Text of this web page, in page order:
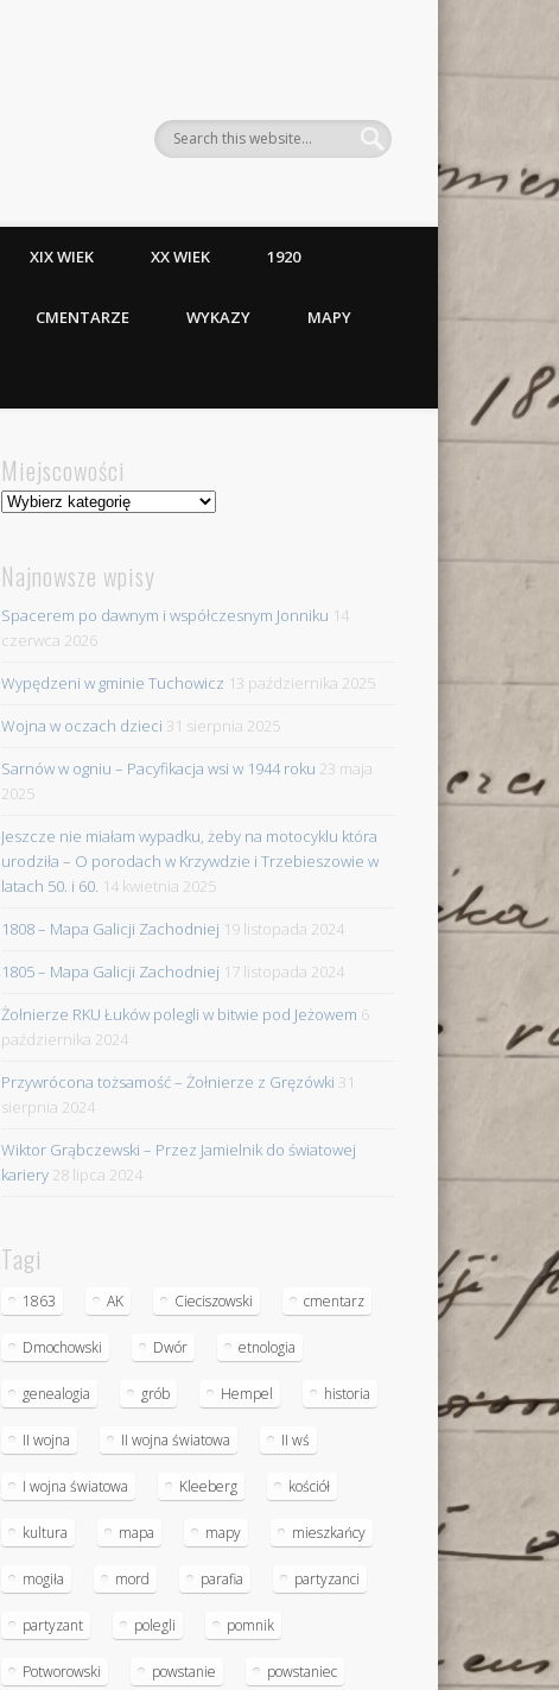
XIX WIEK XX WIEK 1920
CMENTARZE WYKAZY MAPY
Miejscowości
Miejscowości
Najnowsze wpisy
Spacerem po dawnym i współczesnym Jonniku 14
czerwca 2026
Wypędzeni w gminie Tuchowicz 13 października 2025
Wojna w oczach dzieci 31 sierpnia 2025
Sarnów w ogniu – Pacyfikacja wsi w 1944 roku 23 maja
2025
Jeszcze nie miałam wypadku, żeby na motocyklu która
urodziła – O porodach w Krzywdzie i Trzebieszowie w
latach 50. i 60. 14 kwietnia 2025
1808 – Mapa Galicji Zachodniej 19 listopada 2024
1805 – Mapa Galicji Zachodniej 17 listopada 2024
Żołnierze RKU Łuków polegli w bitwie pod Jeżowem 6
października 2024
Przywrócona tożsamość – Żołnierze z Gręzówki 31
sierpnia 2024
Wiktor Grąbczewski – Przez Jamielnik do światowej
kariery 28 lipca 2024
Tagi
1863 AK Cieciszowski cmentarz
Dmochowski Dwór etnologia
genealogia grób Hempel historia
II wojna II wojna światowa II wś
I wojna światowa Kleeberg kościół
kultura mapa mapy mieszkańcy
mogiła mord parafia partyzanci
partyzant polegli pomnik
Potworowski powstanie powstaniec